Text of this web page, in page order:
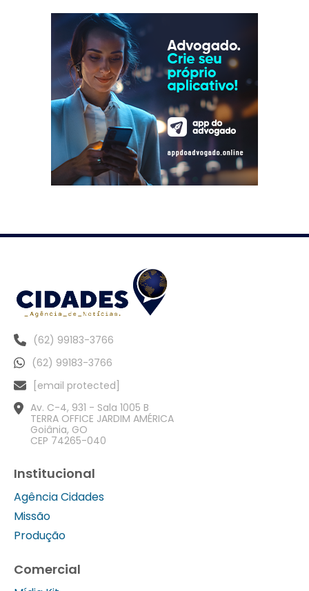
(62) 99183-3766
(62) 99183-3766
[email protected]
Av. C-4, 931 - Sala 1005 B
TERRA OFFICE JARDIM AMÉRICA
Goiânia, GO
CEP 74265-040
Institucional
Agência Cidades
Missão
Produção
Comercial